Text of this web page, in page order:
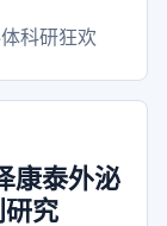
科研狂欢
康泰外泌
究